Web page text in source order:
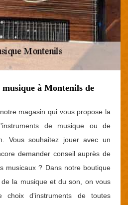
à Montenils de
magasin qui vous propose la
de musique ou de
Vous souhaitez jouer avec un
demander conseil auprès de
musicaux ? Dans notre boutique
la musique et du son, on vous
choix d'instruments de toutes